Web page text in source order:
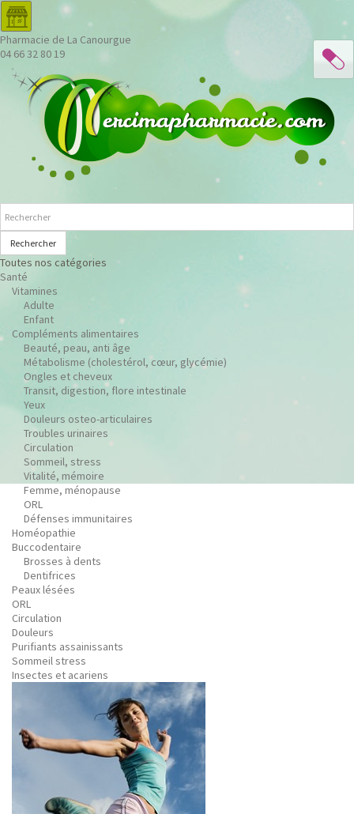
Pharmacie de La Canourgue
04 66 32 80 19
Rechercher
Toutes nos catégories
Santé
Vitamines
Adulte
Enfant
Compléments alimentaires
Beauté, peau, anti âge
Métabolisme (cholestérol, cœur, glycémie)
Ongles et cheveux
Transit, digestion, flore intestinale
Yeux
Douleurs osteo-articulaires
Troubles urinaires
Circulation
Sommeil, stress
Vitalité, mémoire
Femme, ménopause
ORL
Défenses immunitaires
Homéopathie
Buccodentaire
Brosses à dents
Dentifrices
Peaux lésées
ORL
Circulation
Douleurs
Purifiants assainissants
Sommeil stress
Insectes et acariens